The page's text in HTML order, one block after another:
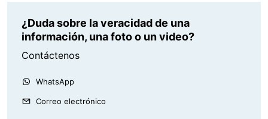
¿Duda sobre la veracidad de una
información, una foto o un video?
Contáctenos
WhatsApp
Correo electrónico